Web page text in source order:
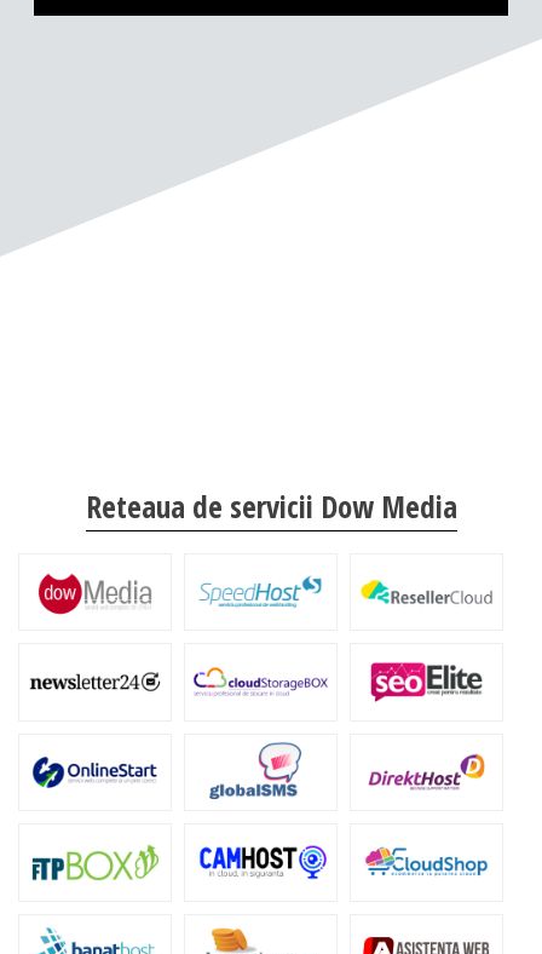
Reteaua de servicii Dow Media